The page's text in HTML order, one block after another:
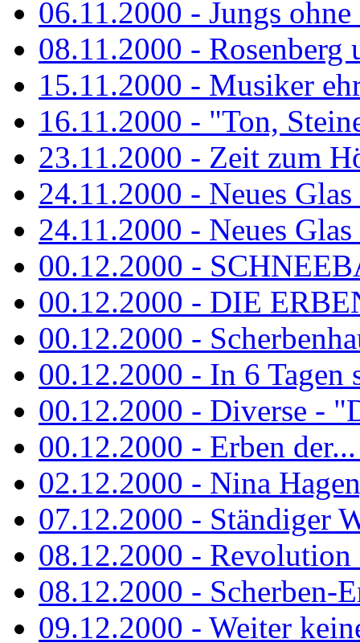
06.11.2000 - Jungs
08.11.2000 - Rosenberg
15.11.2000 - Musiker
16.11.2000 - "Ton,
23.11.2000 - Zeit zum
24.11.2000 - Neues
24.11.2000 - Neues Glas
00.12.2000 -
00.12.2000 - DIE
00.12.2000 -
00.12.2000 - In 6 Tagen
00.12.2000 - Diverse -
00.12.2000 - Erben
02.12.2000 - Nina
07.12.2000 - Ständiger
08.12.2000 - Revolution
08.12.2000 - Scherben-
09.12.2000 - Weiter